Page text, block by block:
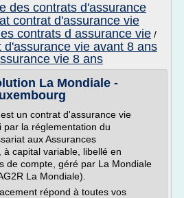
des contrats d'assurance
contrat d'assurance vie
contrats d assurance vie /
d'assurance vie avant 8 ans
vie 8 ans
La Mondiale -
un contrat d'assurance vie
la réglementation du
aux Assurances
à capital variable, libellé en
de compte, géré par La Mondiale
La Mondiale).
répond à toutes vos